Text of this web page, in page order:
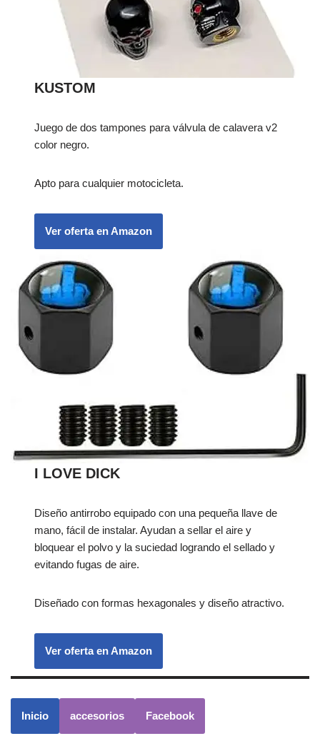
KUSTOM
Juego de dos tampones para válvula de calavera v2
color negro.
Apto para cualquier motocicleta.
Ver oferta en Amazon
I LOVE DICK
Diseño antirrobo equipado con una pequeña llave de
mano, fácil de instalar. Ayudan a sellar el aire y
bloquear el polvo y la suciedad logrando el sellado y
evitando fugas de aire.
Diseñado con formas hexagonales y diseño atractivo.
Ver oferta en Amazon
Inicio accesorios Facebook